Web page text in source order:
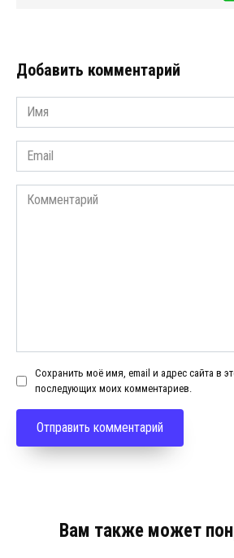
Добавить комментарий
Имя
*
Email
*
Комментарий
Сохранить моё имя, email и адрес сайта в
последующих моих комментариев.
Вам также может